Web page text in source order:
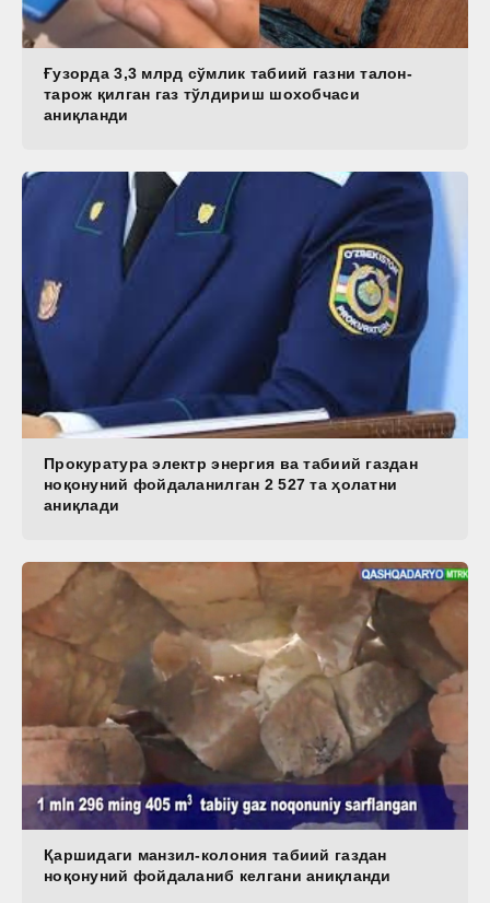
Ғузорда 3,3 млрд сўмлик табиий газни талон-
тарож қилган газ тўлдириш шохобчаси
аниқланди
Прокуратура электр энергия ва табиий газдан
ноқонуний фойдаланилган 2 527 та ҳолатни
аниқлади
Қаршидаги манзил-колония табиий газдан
ноқонуний фойдаланиб келгани аниқланди